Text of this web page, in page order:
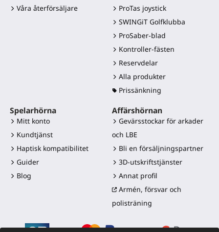
Våra återförsäljare
ProTas joystick
SWINGiT Golfklubba
ProSaber-blad
Kontroller-fästen
Reservdelar
Alla produkter
Prissänkning
Spelarhörna
Mitt konto
Kundtjänst
Haptisk kompatibilitet
Guider
Blog
Affärshörnan
Gevärsstockar för arkader
och LBE
Bli en försäljningspartner
3D-utskriftstjänster
Annat profil
Armén, försvar och
polisträning